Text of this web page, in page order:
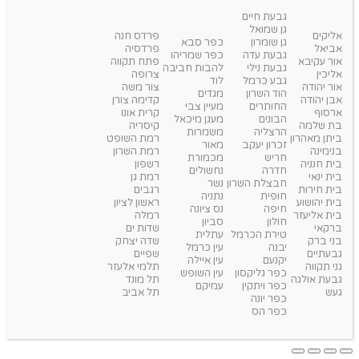
אליקים
אביאל
אור עקיבא
אליכין
אור יהודה
אבן יהודה
ארסוף
בת שלמה
ביתן מאהרון
בנימינה
בית חנניה
בית ינאי
בית חירות
בית יהושוע
בית אליעזר
ברקאי
בני ברק
גבעתיים
גני תקווה
גבעת אולגה
געש
גבעת חיים
גן שמואל
גן שומרון
גבעת עדה
גבעת נילי
גבע כרמל
הוד השרון
החותרים
הבונים
הרצליה
זכרון יעקב
חריש
חדרה
חבצלת השרון
חופית
חיפה
חולון
טירת הכרמל
יבנה
יקנעם
כפר גליקסון
כפר ויתקין
כפר יונה
כפר הס
כפר סבא
כפר שמריהו
להבות חביבה
לוד
מגדים
מעיין צבי
מעגן מיכאל
משמרות
מאור
מכמורת
נחשולים
נשר
נתניה
נס ציונה
סביון
עתלית
עין כרמל
עין איילה
עין השופש
עמיקם
פרדס חנה
פרדסיה
פתח תקווה
צרופה
צור משה
קדימה צורן
קרית אונו
קיסריה
רמת השופט
רמת השרון
רשפון
רמת גן
רגבים
ראשון לציון
רמלה
שדות ים
שדה יצחק
שפיים
תלמי אלעזר
תל מונד
תל אביב